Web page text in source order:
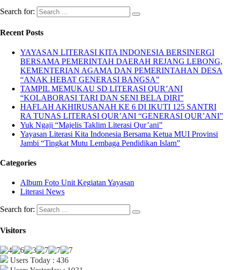
Search for:
Recent Posts
YAYASAN LITERASI KITA INDONESIA BERSINERGI
BERSAMA PEMERINTAH DAERAH REJANG LEBONG,
KEMENTERIAN AGAMA DAN PEMERINTAHAN DESA
“ANAK HEBAT GENERASI BANGSA”
TAMPIL MEMUKAU SD LITERASI QUR’ANI
“KOLABORASI TARI DAN SENI BELA DIRI”
HAFLAH AKHIRUSANAH KE 6 DI IKUTI 125 SANTRI
RA TUNAS LITERASI QUR’ANI “GENERASI QUR’ANI”
Yuk Ngaji “Majelis Taklim Literasi Qur’ani”
Yayasan Literasi Kita Indonesia Bersama Ketua MUI Provinsi
Jambi “Tingkat Mutu Lembaga Pendidikan Islam”
Categories
Album Foto Unit Kegiatan Yayasan
Literasi News
Search for:
Visitors
Users Today : 436